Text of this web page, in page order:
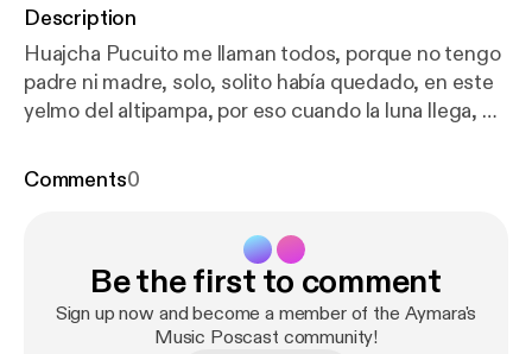
Description
Huajcha Pucuito me llaman todos, porque no tengo
padre ni madre, solo, solito había quedado, en este
yelmo del altipampa, por eso cuando la luna llega, mi
aire, en busca de mis perdidos padres pucuy pucuy
pasando apiadaté cielo de mi, si eres divino y real,
sacame de esta orfandad, te pago mi corazón.
Author: Zacarias Puntaca Meaning of "Huajcha
Puquito" in Aymara language is orphan.
Comments0
Be the first to comment
Sign up now and become a member of the Aymara's
Music Poscast community!